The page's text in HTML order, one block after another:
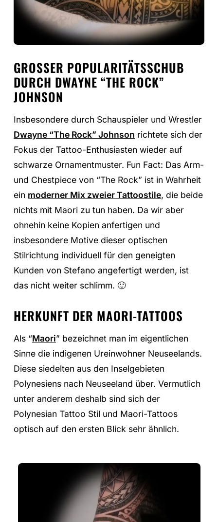
GROSSER POPULARITÄTSSCHUB D
URCH DWAYNE “THE ROCK” J
OHNSON
Insbesondere durch Schauspieler und Wrestler
Dwayne “The Rock” Johnson richtete sich der
Fokus der Tattoo-Enthusiasten wieder auf
schwarze Ornamentmuster. Fun Fact: Das Arm-
und Chestpiece von “The Rock” ist in Wahrheit
ein moderner Mix zweier Tattoostile, die beide
nichts mit Maori zu tun haben. Da wir aber
ohnehin keine Kopien anfertigen und
insbesondere Motive dieser optischen
Stilrichtung individuell für den geneigten
Kunden von Stefano angefertigt werden, ist
das nicht weiter schlimm. 🙂
HERKUNFT DER MAORI-TATTOOS
Als “Maori” bezeichnet man im eigentlichen
Sinne die indigenen Ureinwohner Neuseelands.
Diese siedelten aus den Inselgebieten
Polynesiens nach Neuseeland über. Vermutlich
unter anderem deshalb sind sich der
Polynesian Tattoo Stil und Maori-Tattoos
optisch auf den ersten Blick sehr ähnlich.